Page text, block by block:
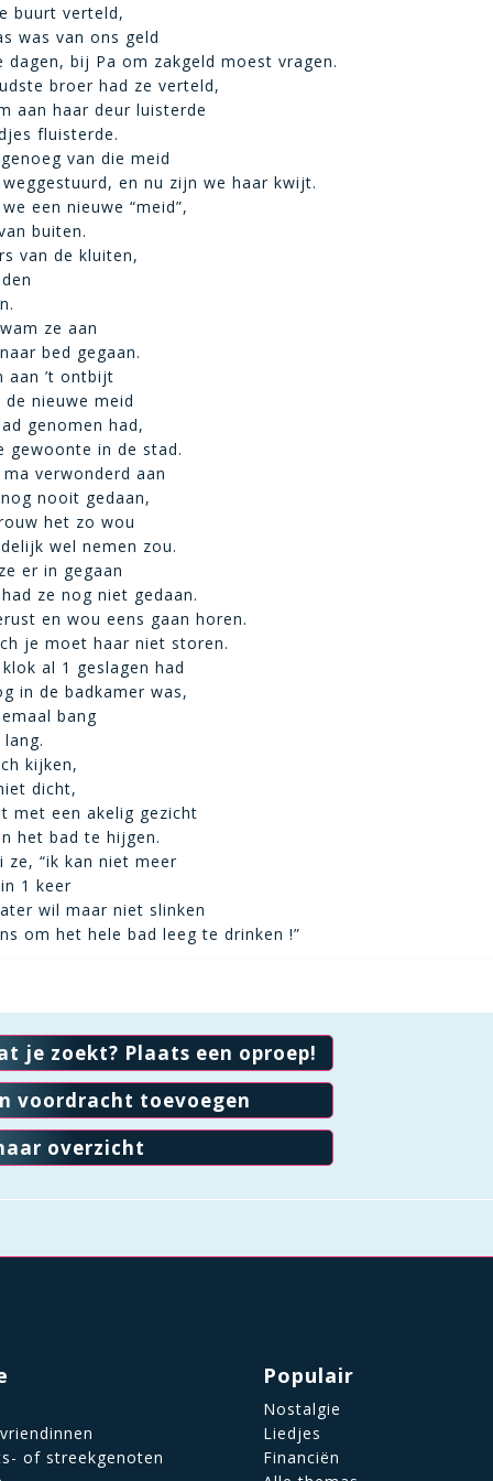
buurt verteld,
was van ons geld
dagen, bij Pa om zakgeld moest vragen.
broer had ze verteld,
aan haar deur luisterde
fluisterde.
van die meid
en nu zijn we haar kwijt.
een nieuwe “meid”,
buiten.
van de kluiten,
ze aan
bed gegaan.
aan ’t ontbijt
nieuwe meid
genomen had,
gewoonte in de stad.
verwonderd aan
nooit gedaan,
het zo wou
wel nemen zou.
er in gegaan
ze nog niet gedaan.
en wou eens gaan horen.
je moet haar niet storen.
al 1 geslagen had
in de badkamer was,
bang
kijken,
dicht,
met een akelig gezicht
het bad te hijgen.
ze, “ik kan niet meer
1 keer
wil maar niet slinken
om het hele bad leeg te drinken !”
je zoekt? Plaats een oproep!
voordracht toevoegen
overzicht
of streekgenoten
Populair
Nostalgie
Liedjes
Financiën